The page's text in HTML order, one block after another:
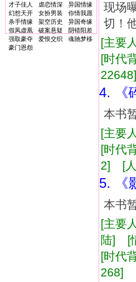
才子佳人
虐恋情深
异国情缘
幻想天开
女扮男装
你情我愿
杀手情缘
架空历史
异国奇缘
假凤虚凰
破案悬疑
阴错阳差
强取豪夺
爱恨交织
魂驰梦移
豪门恩怨
现场
切！
[主要
[时代
4. 《
本书
[主要
[时代
2] [
5. 《
本书
[主要
陆] [
[时代
268]